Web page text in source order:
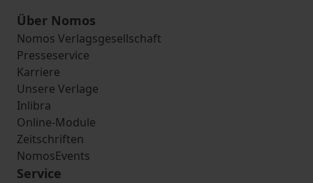
Über Nomos
Nomos Verlagsgesellschaft
Presseservice
Karriere
Unsere Verlage
Inlibra
Online-Module
Zeitschriften
NomosEvents
Service